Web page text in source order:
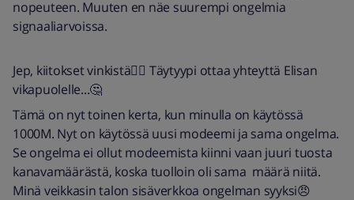
nopeuteen. Muuten en näe suurempi ongelmia
signaaliarvoissa.
Jep, kiitokset vinkistä👍🏻 Täytyypi ottaa yhteyttä Elisan
vikapuolelle...🤔
Tämä on nyt toinen kerta, kun minulla on käytössä
1000M. Nyt on käytössä uusi modeemi ja sama ongelma.
Se ongelma ei ollut modeemista kiinni vaan juuri tuosta
kanavamäärästä, koska tuolloin oli sama määrä niitä.
Minä veikkasin talon sisäverkkoa ongelman syyksi😠